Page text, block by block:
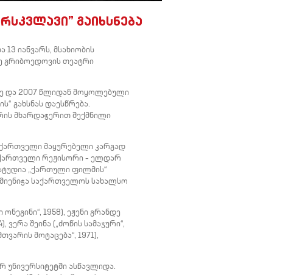
გაიხსნება
იანვარს, მსახიობის
გრიბოედოვის თეატრი
და 2007 წლიდან მოყოლებული
გახსნას დაესწრება.
მხარდაჭერით შექმნილი
მაყურებელი კარგად
ქართველი რეჟისორი – ელდარ
„ქართული ფილმის“
საქართველოს სახალსო
1958), ეჟენი გრანდე
ვერა შეინა („ძოწის სამაჯური“,
მოტაცება“, 1971),
ასწავლიდა.